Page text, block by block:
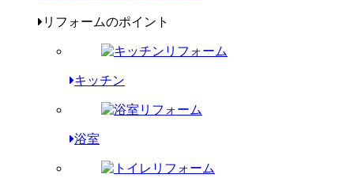
リフォームのポイント
キッチン
浴室